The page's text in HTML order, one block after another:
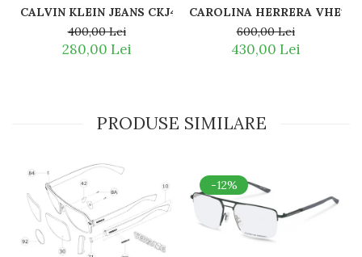
CALVIN KLEIN JEANS CKJ476 075
400,00 Lei
280,00 Lei
CAROLINA HERRERA
600,00 Lei
430,00 Lei
PRODUSE SIMILARE
-12%